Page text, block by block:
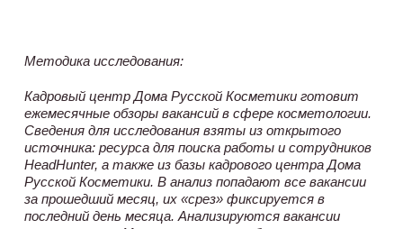
Методика исследования:
Кадровый центр Дома Русской Косметики готовит
ежемесячные обзоры вакансий в сфере косметологии.
Сведения для исследования взяты из открытого
источника: ресурса для поиска работы и сотрудников
HeadHunter, а также из базы кадрового центра Дома
Русской Косметики. В анализ попадают все вакансии
за прошедший месяц, их «срез» фиксируется в
последний день месяца. Анализируются вакансии